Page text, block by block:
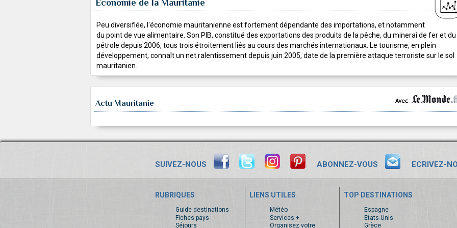
Economie de la Mauritanie
Peu diversifiée, l'économie mauritanienne est fortement dépendante des importations, et notamment
du point de vue alimentaire. Son PIB, constitué des exportations des produits de la pêche, du minerai de fer et du
pétrole depuis 2006, tous trois étroitement liés au cours des marchés internationaux. Le tourisme, en plein
développement, connaît un net ralentissement depuis juin 2005, date de la première attaque terroriste sur le sol
mauritanien.
Actu Mauritanie
SUIVEZ-NOUS ABONNEZ-VOUS ECRIVEZ-
RUBRIQUES
Guide destinations
Fiches pays
Séjours
LIENS UTILES
Météo
Services +
Organisez votre
TOP DESTINATIONS
Espagne
Etats-Unis
Grèce